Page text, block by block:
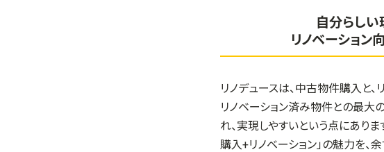
自分らしい
リノベーション
リノデュースは、中古物件購入と
リノベーション済み物件との最大
れ、実現しやすいという点にあり
購入+リノベーション」の魅力を、余